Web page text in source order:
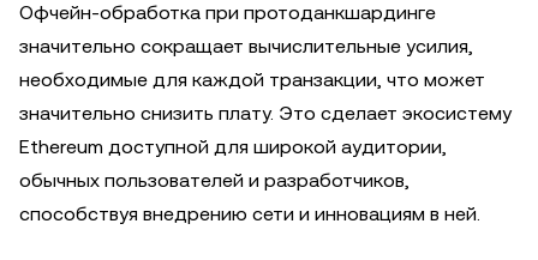
Офчейн-обработка при протоданкшардинге
значительно сокращает вычислительные усилия,
необходимые для каждой транзакции, что может
значительно снизить плату. Это сделает экосистему
Ethereum доступной для широкой аудитории,
обычных пользователей и разработчиков,
способствуя внедрению сети и инновациям в ней.